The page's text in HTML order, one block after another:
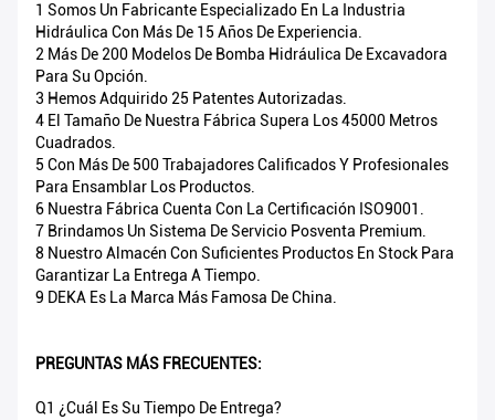
1 Somos Un Fabricante Especializado En La Industria
Hidráulica Con Más De 15 Años De Experiencia.
2 Más De 200 Modelos De Bomba Hidráulica De Excavadora
Para Su Opción.
3 Hemos Adquirido 25 Patentes Autorizadas.
4 El Tamaño De Nuestra Fábrica Supera Los 45000 Metros
Cuadrados.
5 Con Más De 500 Trabajadores Calificados Y Profesionales
Para Ensamblar Los Productos.
6 Nuestra Fábrica Cuenta Con La Certificación ISO9001.
7 Brindamos Un Sistema De Servicio Posventa Premium.
8 Nuestro Almacén Con Suficientes Productos En Stock Para
Garantizar La Entrega A Tiempo.
9 DEKA Es La Marca Más Famosa De China.
PREGUNTAS MÁS FRECUENTES:
Q1 ¿Cuál Es Su Tiempo De Entrega?